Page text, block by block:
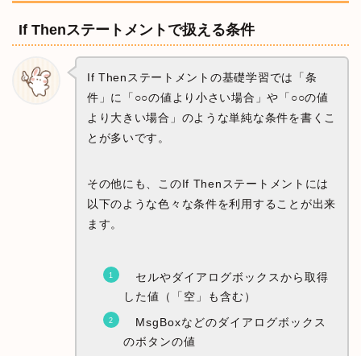
If Thenステートメントで扱える条件
If Thenステートメントの基礎学習では「条
件」に「○○の値より小さい場合」や「○○の値
より大きい場合」のような単純な条件を書くこ
とが多いです。
その他にも、このIf Thenステートメントには
以下のような色々な条件を利用することが出来
ます。
セルやダイアログボックスから取得
した値（「空」も含む）
MsgBoxなどのダイアログボックス
のボタンの値